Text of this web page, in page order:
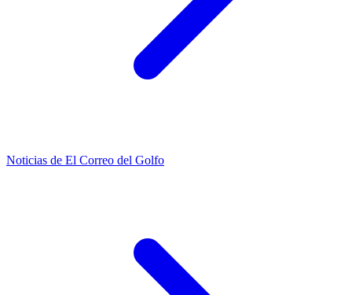
Noticias de El Correo del Golfo